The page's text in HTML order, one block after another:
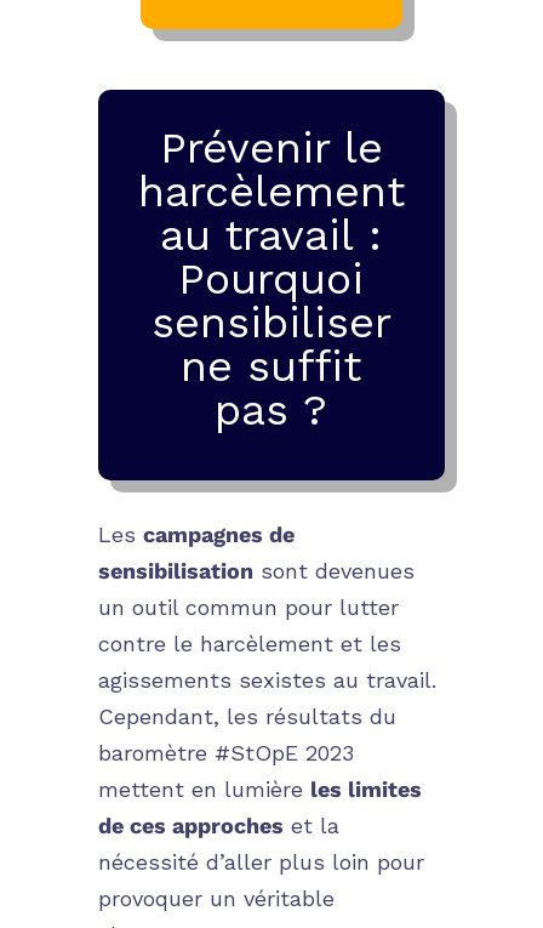
Prévenir le
harcèlement
au travail :
Pourquoi
sensibiliser
ne suffit
pas ?
Les campagnes de
sensibilisation sont devenues
un outil commun pour lutter
contre le harcèlement et les
agissements sexistes au travail.
Cependant, les résultats du
baromètre #StOpE 2023
mettent en lumière les limites
de ces approches et la
nécessité d’aller plus loin pour
provoquer un véritable